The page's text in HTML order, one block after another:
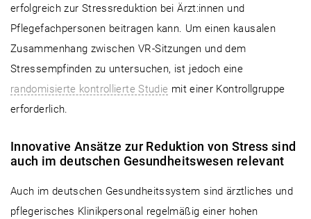
erfolgreich zur Stressreduktion bei Ärzt:innen und
Pflegefachpersonen beitragen kann. Um einen kausalen
Zusammenhang zwischen VR-Sitzungen und dem
Stressempfinden zu untersuchen, ist jedoch eine
randomisierte kontrollierte Studie mit einer Kontrollgruppe
erforderlich.
Innovative Ansätze zur Reduktion von Stress sind
auch im deutschen Gesundheitswesen relevant
Auch im deutschen Gesundheitssystem sind ärztliches und
pflegerisches Klinikpersonal regelmäßig einer hohen